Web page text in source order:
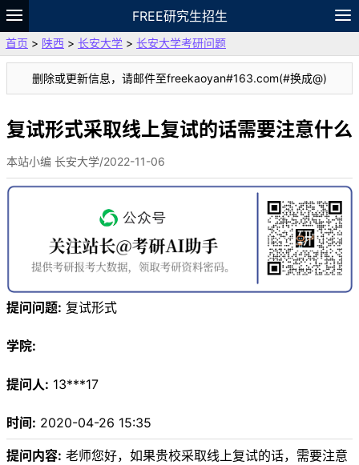
FREE研究生招生
题库
故事 专题 APP 笔记
VIP
资料
首页 > 陕西 > 长安大学 > 长安大学考研问题
删除或更新信息，请邮件至freekaoyan#163.com(#换成@)
复试形式采取线上复试的话需要注意什么
本站小编 长安大学/2022-11-06
提问问题: 复试形式
学院:
提问人: 13***17
时间: 2020-04-26 15:35
提问内容: 老师您好，如果贵校采取线上复试的话，需要注意